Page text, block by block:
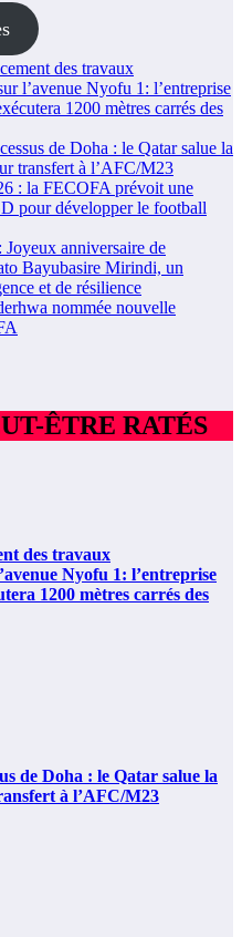
des travaux
l’avenue Nyofu 1: l’entreprise
1200 mètres carrés des
de Doha : le Qatar salue la
transfert à l’AFC/M23
: la FECOFA prévoit une
pour développer le football
anniversaire de
Bayubasire Mirindi, un
et de résilience
nommée nouvelle
ÊTRE RATÉS
des travaux
Nyofu 1: l’entreprise
1200 mètres carrés des
de Doha : le Qatar salue la
à l’AFC/M23